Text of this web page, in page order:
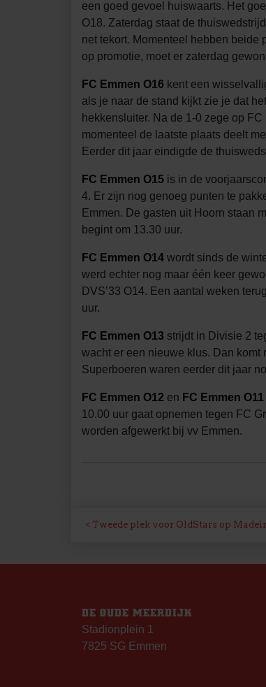
een goed gevoel huiswaarts. Het
O18. Zaterdag staat de
net tekort. Momenteel hebben beide
op promotie, moet er zaterdag
FC Emmen O16 kent een
als je naar de stand kijkt zie je dat
hekkensluiter. Na de 1-0 zege op
momenteel de laatste plaats deelt
Eerder dit jaar eindigde de
FC Emmen O15 is in de
4. Er zijn nog genoeg punten te
Emmen. De gasten uit Hoorn staan
begint om 13.30 uur.
FC Emmen O14 wordt sinds de
werd echter nog maar één keer
DVS’33 O14. Een aantal weken
uur.
FC Emmen O13 strijdt in Divisie 2
wacht er een nieuwe klus. Dan
Superboeren waren eerder dit jaar
FC Emmen O12 en FC Emmen O11
10.00 uur gaat opnemen tegen FC
worden afgewerkt bij vv Emmen.
BERICHT
NAVIGATIE
Tweede plek voor OldStars op
DE OUDE MEERDIJK
Stadionplein 1
7825 SG Emmen